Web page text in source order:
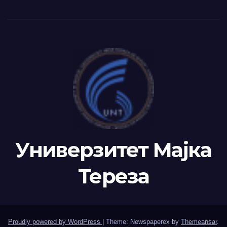
Универзитет Мајка
Тереза
Proudly powered by WordPress Theme: Newspaperex by Themeansar.